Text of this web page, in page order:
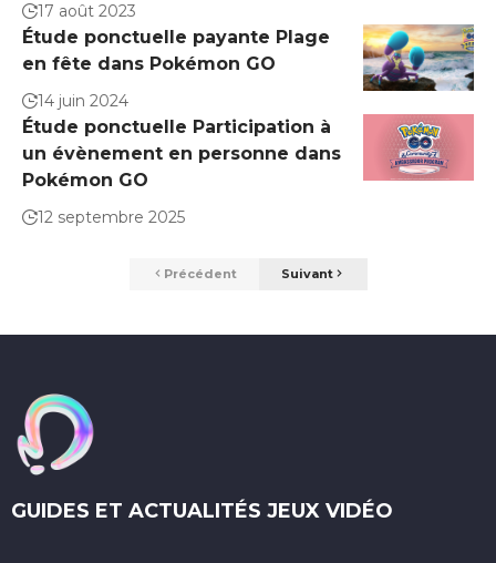
17 août 2023
Étude ponctuelle payante Plage
en fête dans Pokémon GO
14 juin 2024
Étude ponctuelle Participation à
un évènement en personne dans
Pokémon GO
12 septembre 2025
Précédent Suivant
GUIDES ET ACTUALITÉS JEUX VIDÉO